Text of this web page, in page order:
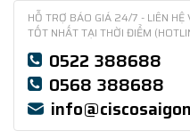
HỖ TRỢ BÁO GIÁ 24/7 - LIÊN HỆ
TỐT NHẤT TẠI THỜI ĐIỂM
0522 388688
0568 388688